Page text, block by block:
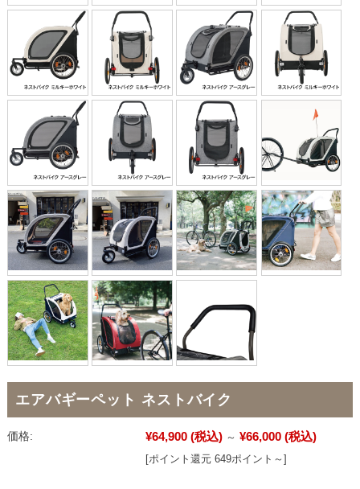
エアバギーペット ネストバイク
価格: ¥64,900 (税込) ～ ¥66,000 (税込)
[ポイント還元 649ポイント～]